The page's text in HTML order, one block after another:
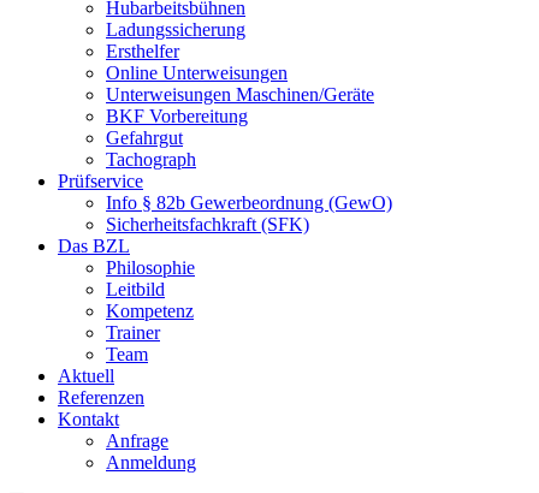
Hubarbeitsbühnen
Ladungssicherung
Ersthelfer
Online Unterweisungen
Unterweisungen Maschinen/Geräte
BKF Vorbereitung
Gefahrgut
Tachograph
Prüfservice
Info § 82b Gewerbeordnung (GewO)
Sicherheitsfachkraft (SFK)
Das BZL
Philosophie
Leitbild
Kompetenz
Trainer
Team
Aktuell
Referenzen
Kontakt
Anfrage
Anmeldung